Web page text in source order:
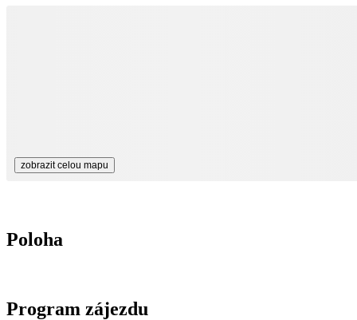
zobrazit celou mapu
Poloha
Program zájezdu